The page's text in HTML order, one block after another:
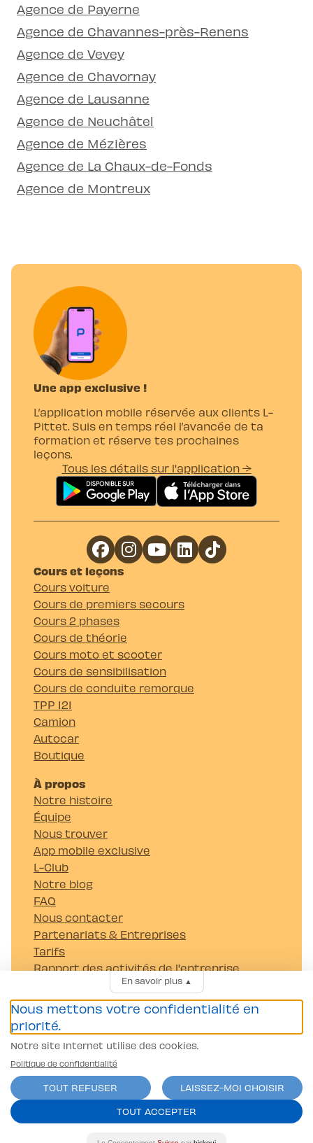
Agence de Payerne
Agence de Chavannes-près-Renens
Agence de Vevey
Agence de Chavornay
Agence de Lausanne
Agence de Neuchâtel
Agence de Mézières
Agence de La Chaux-de-Fonds
Agence de Montreux
Une app exclusive !
L’application mobile réservée aux clients L-
Pittet. Suis en temps réel l’avancée de ta
formation et réserve tes prochaines
leçons.
Tous les détails sur l'application →
Cours et leçons
Cours voiture
Cours de premiers secours
Cours 2 phases
Cours de théorie
Cours moto et scooter
Cours de sensibilisation
Cours de conduite remorque
TPP 121
Camion
Autocar
Boutique
À propos
Notre histoire
Équipe
Nous trouver
App mobile exclusive
L-Club
Notre blog
FAQ
Nous contacter
Partenariats & Entreprises
Tarifs
Rapport des activités de l'entreprise
Passer mon permis
Permis Voiture (B)
Permis Moto/scooter A1
Camion (C et C1)
Tracteur (G)
Remorque (BE et CE)
Autocar (D et D1)
Coordonnées bancaires
En savoir plus▲
Nous mettons votre confidentialité en
priorité.
Notre site Internet utilise des cookies.
Politique de confidentialité
TOUT REFUSER
LAISSEZ-MOI CHOISIR
TOUT ACCEPTER